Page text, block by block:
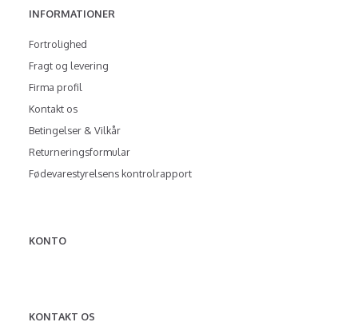
INFORMATIONER
Fortrolighed
Fragt og levering
Firma profil
Kontakt os
Betingelser & Vilkår
Returneringsformular
Fødevarestyrelsens kontrolrapport
KONTO
KONTAKT OS